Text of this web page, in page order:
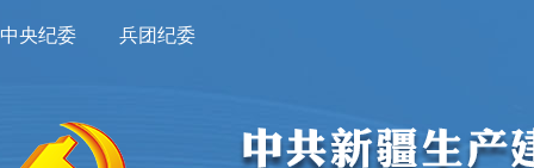
中央纪委 兵团纪委